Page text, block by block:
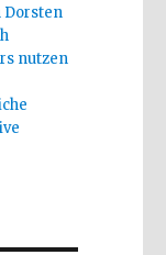
Dorsten
nutzen